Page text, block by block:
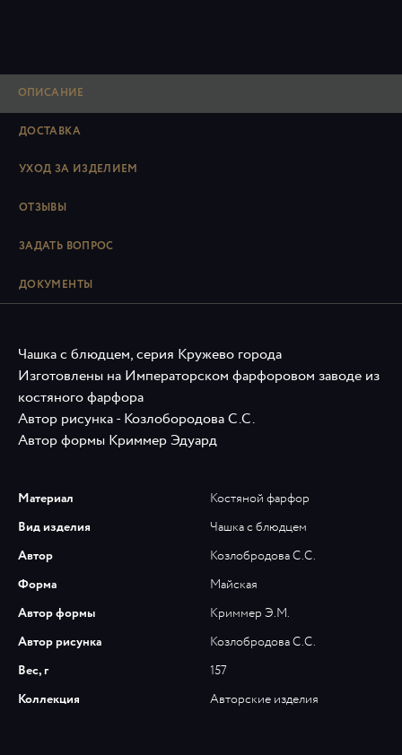
ОПИСАНИЕ
ДОСТАВКА
УХОД ЗА ИЗДЕЛИЕМ
ОТЗЫВЫ
ЗАДАТЬ ВОПРОС
ДОКУМЕНТЫ
Чашка с блюдцем, серия Кружево города
Изготовлены на Императорском фарфоровом заводе из
костяного фарфора
Автор рисунка - Козлобородова С.С.
Автор формы Криммер Эдуард
Материал
Костяной фарфор
Вид изделия
Чашка с блюдцем
Автор
Козлобродова С.C.
Форма
Майская
Автор формы
Криммер Э.М.
Автор рисунка
Козлобродова С.C.
Вес, г
157
Коллекция
Авторские изделия